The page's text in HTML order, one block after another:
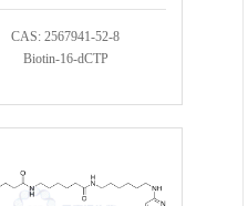
CAS: 2567941-52-8
Biotin-16-dCTP